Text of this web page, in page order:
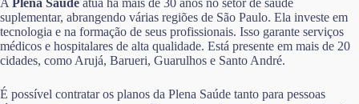
suplementar, abrangendo várias regiões de São Paulo. Ela investe em
tecnologia e na formação de seus profissionais. Isso garante serviços
médicos e hospitalares de alta qualidade. Está presente em mais de 20
cidades, como Arujá, Barueri, Guarulhos e Santo André.
É possível contratar os planos da Plena Saúde tanto para pessoas